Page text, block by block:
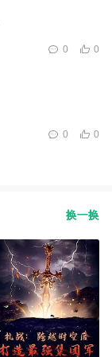
0
0
0
0
换一换